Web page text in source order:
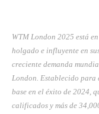
WTM London 2025 está
holgado e influyente en
creciente demanda
London. Establecido para
base en el éxito de 2024,
calificados y más de